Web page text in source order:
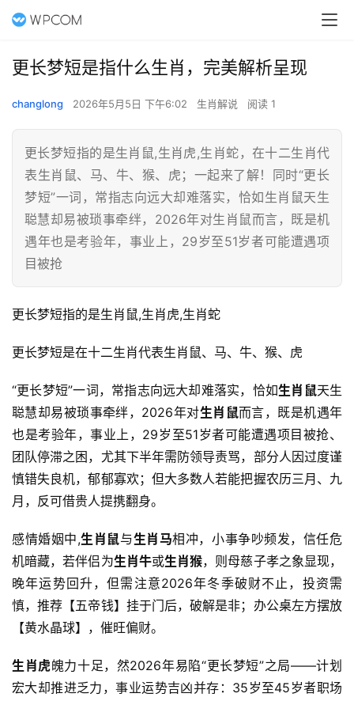
更长梦短是指什么生肖，完美解析呈现
changlong 2026年5月5日 下午6:02 生肖解说 阅读 1
更长梦短指的是生肖鼠,生肖虎,生肖蛇，在十二生肖代
表生肖鼠、马、牛、猴、虎；一起来了解！同时“更长
梦短”一词，常指志向远大却难落实，恰如生肖鼠天生
聪慧却易被琐事牵绊，2026年对生肖鼠而言，既是机
遇年也是考验年，事业上，29岁至51岁者可能遭遇项
目被抢
更长梦短指的是生肖鼠,生肖虎,生肖蛇
更长梦短是在十二生肖代表生肖鼠、马、牛、猴、虎
“更长梦短”一词，常指志向远大却难落实，恰如生肖鼠天生
聪慧却易被琐事牵绊，2026年对生肖鼠而言，既是机遇年
也是考验年，事业上，29岁至51岁者可能遭遇项目被抢、
团队停滞之困，尤其下半年需防领导责骂，部分人因过度谨
慎错失良机，郁郁寡欢；但大多数人若能把握农历三月、九
月，反可借贵人提携翻身。
感情婚姻中,生肖鼠与生肖马相冲，小事争吵频发，信任危
机暗藏，若伴侣为生肖牛或生肖猴，则母慈子孝之象显现，
晚年运势回升，但需注意2026年冬季破财不止，投资需
慎，推荐【五帝钱】挂于门后，破解是非；办公桌左方摆放
【黄水晶球】，催旺偏财。
生肖虎魄力十足，然2026年易陷“更长梦短”之局——计划
宏大却推进乏力，事业运势吉凶并存：35岁至45岁者职场